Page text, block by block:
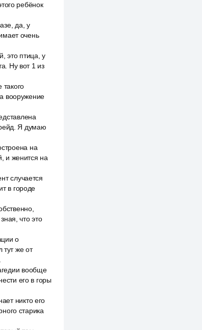
ребёнок
да, у
очень
это птица, у
Ну вот 1 из
вооружение
Я думаю
на
и женится на
случается
в городе
что это
о
же от
вообще
его в горы
никто его
старика